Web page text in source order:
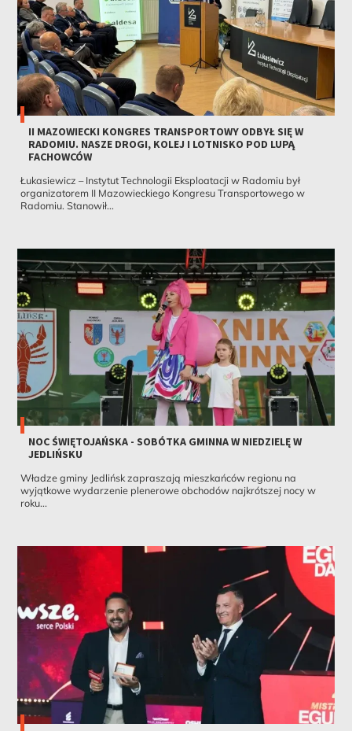
II MAZOWIECKI KONGRES TRANSPORTOWY ODBYŁ SIĘ W
RADOMIU. NASZE DROGI, KOLEJ I LOTNISKO POD LUPĄ
FACHOWCÓW
Łukasiewicz – Instytut Technologii Eksploatacji w Radomiu był
organizatorem II Mazowieckiego Kongresu Transportowego w
Radomiu. Stanowił...
NOC ŚWIĘTOJAŃSKA - SOBÓTKA GMINNA W NIEDZIELĘ W
JEDLIŃSKU
Władze gminy Jedlińsk zapraszają mieszkańców regionu na
wyjątkowe wydarzenie plenerowe obchodów najkrótszej nocy w
roku...